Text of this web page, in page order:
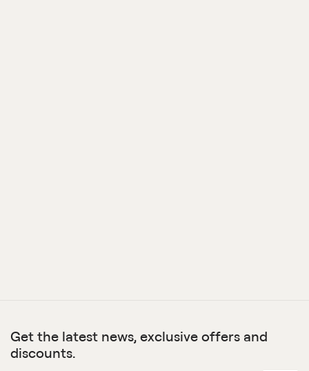
Get the latest news, exclusive offers and
discounts.